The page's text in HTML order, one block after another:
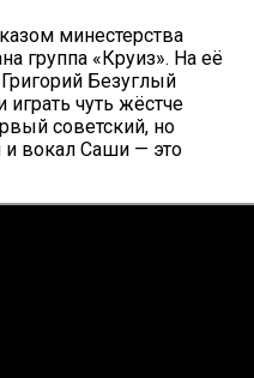
минестерства
группа «Круиз». На её
Безуглый
чуть жёстче
советский, но
и вокал Саши — это